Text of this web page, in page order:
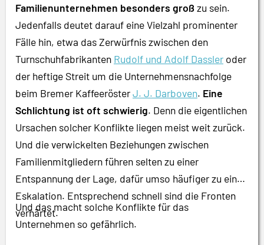
Familienunternehmen besonders großzu sein.
Jedenfalls deutet darauf eine Vielzahl prominenter
Fälle hin, etwa das Zerwürfnis zwischen den
Turnschuhfabrikanten Rudolf und Adolf Dassler oder
der heftige Streit um die Unternehmensnachfolge
beim Bremer KaffeerösterJ. J. Darboven. Eine
Schlichtung ist oft schwierig. Denn die eigentlichen
Ursachen solcher Konflikte liegen meist weit zurück.
Und die verwickelten Beziehungen zwischen
Familienmitgliedern führen selten zu einer
Entspannung der Lage, dafür umso häufiger zu einer
Eskalation. Entsprechend schnell sind die Fronten
verhärtet.
Und das macht solche Konflikte für das
Unternehmen so gefährlich.